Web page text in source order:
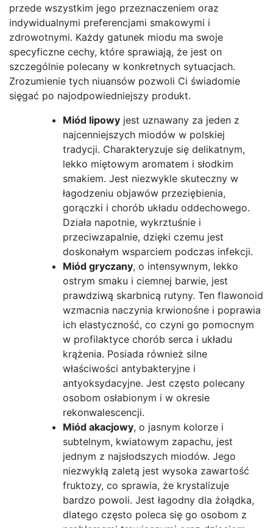
przede wszystkim jego przeznaczeniem oraz
indywidualnymi preferencjami smakowymi i
zdrowotnymi. Każdy gatunek miodu ma swoje
specyficzne cechy, które sprawiają, że jest on
szczególnie polecany w konkretnych sytuacjach.
Zrozumienie tych niuansów pozwoli Ci świadomie
sięgać po najodpowiedniejszy produkt.
Miód lipowy jest uznawany za jeden z
najcenniejszych miodów w polskiej
tradycji. Charakteryzuje się delikatnym,
lekko miętowym aromatem i słodkim
smakiem. Jest niezwykle skuteczny w
łagodzeniu objawów przeziębienia,
gorączki i chorób układu oddechowego.
Działa napotnie, wykrztuśnie i
przeciwzapalnie, dzięki czemu jest
doskonałym wsparciem podczas infekcji.
Miód gryczany, o intensywnym, lekko
ostrym smaku i ciemnej barwie, jest
prawdziwą skarbnicą rutyny. Ten flawonoid
wzmacnia naczynia krwionośne i poprawia
ich elastyczność, co czyni go pomocnym
w profilaktyce chorób serca i układu
krążenia. Posiada również silne
właściwości antybakteryjne i
antyoksydacyjne. Jest często polecany
osobom osłabionym i w okresie
rekonwalescencji.
Miód akacjowy, o jasnym kolorze i
subtelnym, kwiatowym zapachu, jest
jednym z najsłodszych miodów. Jego
niezwykłą zaletą jest wysoka zawartość
fruktozy, co sprawia, że krystalizuje
bardzo powoli. Jest łagodny dla żołądka,
dlatego często poleca się go osobom z